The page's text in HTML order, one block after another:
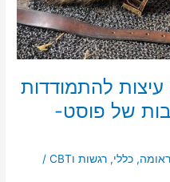
עיצות להתמודדות
של פוסט-
,כללי,רגשות וCBT
/